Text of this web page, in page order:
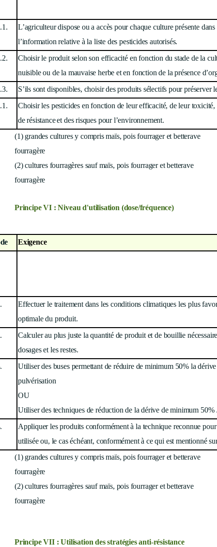
L’agriculteur dispose ou a accès pour chaque culture présente
l’information relative à la liste des pesticides autorisés.
Choisir le produit selon son efficacité en fonction du stade de la
nuisible ou de la mauvaise herbe et en fonction de la présence
S’ils sont disponibles, choisir des produits sélectifs pour préserver
Choisir les pesticides en fonction de leur efficacité, de leur toxicité,
de résistanceet des risques pour l’environnement.
(1) grandes cultures y compris maïs, pois fourrager et betterave
fourragère
(2) cultures fourragères sauf maïs, pois fourrager et betterave
fourragère
Principe VI : Niveau d'utilisation (dose/fréquence)
Exigence
Effectuer le traitement dans les conditions climatiques les plus
optimale du produit.
Calculer au plus juste la quantité de produit et de bouillie
dosages et les restes.
Utiliser des buses permettant de réduire de minimum 50% la
pulvérisation
OU
Utiliser des techniques de réduction de la dérive de minimum 50%
Appliquer les produits conformément à la technique reconnue
utilisée ou, le cas échéant, conformément à ce qui est mentionné
(1) grandes cultures y compris maïs, pois fourrager et betterave
fourragère
(2) cultures fourragères sauf maïs, pois fourrager et betterave
fourragère
Principe VII : Utilisation des stratégies anti-résistance